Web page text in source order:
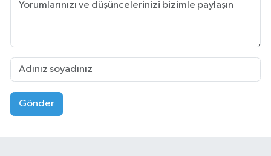
Gönder